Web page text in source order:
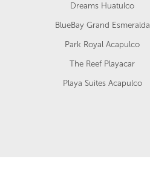
Dreams Huatulco
BlueBay Grand Esmeralda
Park Royal Acapulco
The Reef Playacar
Playa Suites Acapulco